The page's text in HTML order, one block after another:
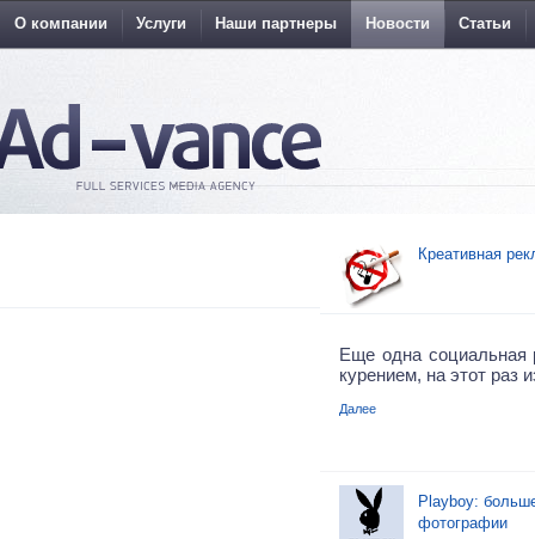
О компании Услуги Наши партнеры Новости Статьи
Креативная
Еще одна социальная
курением, на этот раз
Далее
Playboy:
фотографии